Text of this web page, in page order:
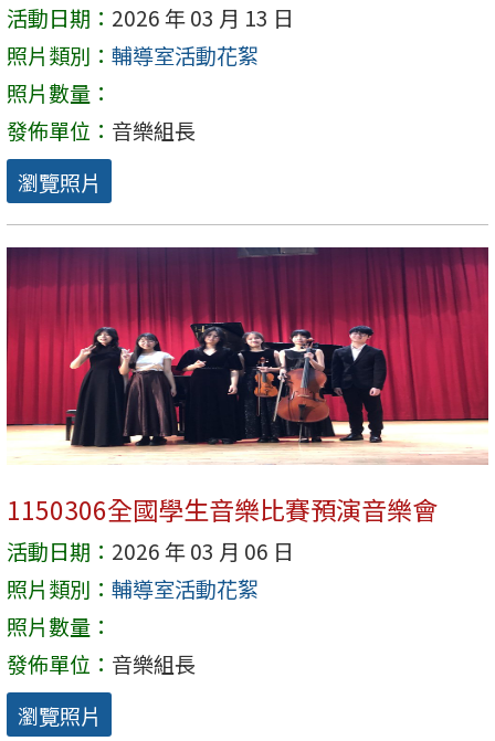
活動日期： 2026 年 03 月 13 日
照片類別： 輔導室活動花絮
照片數量：
發佈單位： 音樂組長
瀏覽照片
1150306全國學生音樂比賽預演音樂會
活動日期： 2026 年 03 月 06 日
照片類別： 輔導室活動花絮
照片數量：
發佈單位： 音樂組長
瀏覽照片